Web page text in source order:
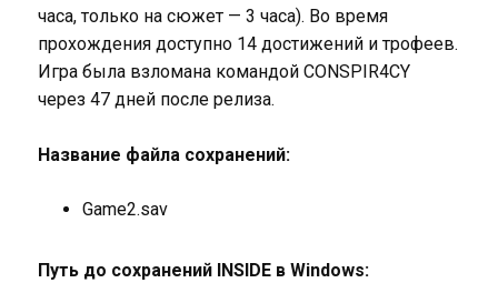
часа, только на сюжет — 3 часа). Во время
прохождения доступно 14 достижений и трофеев.
Игра была взломана командой CONSPIR4CY
через 47 дней после релиза.
Название файла сохранений:
Game2.sav
Путь до сохранений INSIDE в Windows: